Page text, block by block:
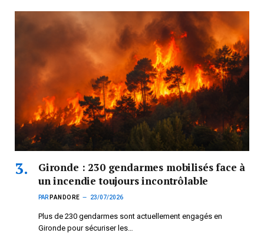
Gironde : 230 gendarmes mobilisés face à
un incendie toujours incontrôlable
PAR PANDORE 23/07/2026
Plus de 230 gendarmes sont actuellement engagés en
Gironde pour sécuriser les…